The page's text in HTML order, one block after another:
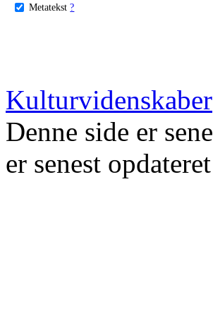
Metatekst ?
Kulturvidenskaber
Denne side er
er senest